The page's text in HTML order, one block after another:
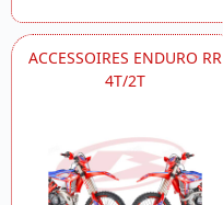
ACCESSOIRES ENDURO RR
4T/2T